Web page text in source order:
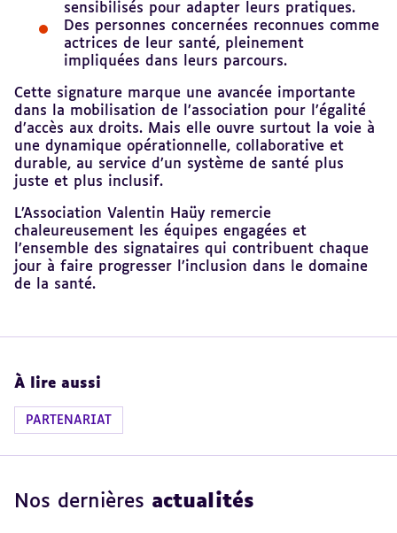
sensibilisés pour adapter leurs pratiques.
Des personnes concernées reconnues comme
actrices de leur santé, pleinement
impliquées dans leurs parcours.
Cette signature marque une avancée importante
dans la mobilisation de l’association pour l’égalité
d’accès aux droits. Mais elle ouvre surtout la voie à
une dynamique opérationnelle, collaborative et
durable, au service d’un système de santé plus
juste et plus inclusif.
L’Association Valentin Haüy remercie
chaleureusement les équipes engagées et
l’ensemble des signataires qui contribuent chaque
jour à faire progresser l’inclusion dans le domaine
de la santé.
À lire aussi
PARTENARIAT
Nos dernières actualités